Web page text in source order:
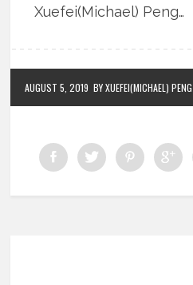
Xuefei(Michael) Peng…
AUGUST 5, 2019 BY XUEFEI(MICHAEL) PENG